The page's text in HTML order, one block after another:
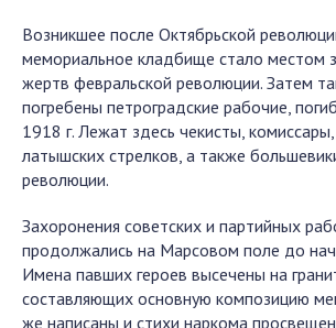
Возникшее после Октябрьской
мемориальное кладбище стало местом
жертв февральской революции. Затем
погребены петроградские рабочие,
1918 г. Лежат здесь чекисты,
латышских стрелков, а также
революции.
Захоронения советских и партийных
продолжались на Марсовом поле до
Имена павших героев высечены на
составляющих основную композицию
же написаны и стихи наркома